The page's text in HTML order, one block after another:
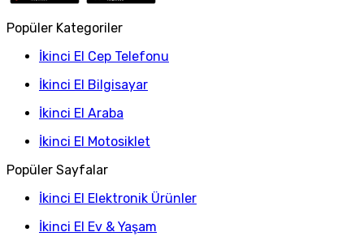
Popüler Kategoriler
İkinci El Cep Telefonu
İkinci El Bilgisayar
İkinci El Araba
İkinci El Motosiklet
Popüler Sayfalar
İkinci El Elektronik Ürünler
İkinci El Ev & Yaşam